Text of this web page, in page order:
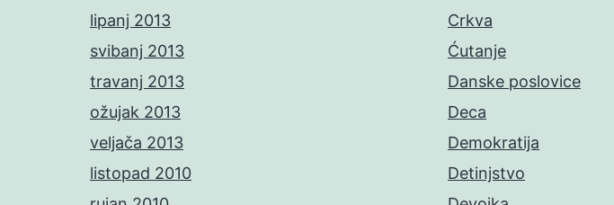
lipanj 2013
svibanj 2013
travanj 2013
ožujak 2013
veljača 2013
listopad 2010
Crkva
Ćutanje
Danske poslovice
Deca
Demokratija
Detinjstvo